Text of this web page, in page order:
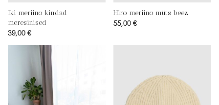
Iki meriino kindad
meresinised
39,00 €
Hiro meriino müts beez
55,00 €